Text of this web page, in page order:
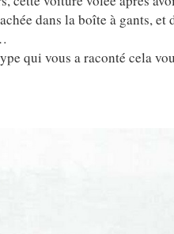
dans la boîte à gants, et
qui vous a raconté cela